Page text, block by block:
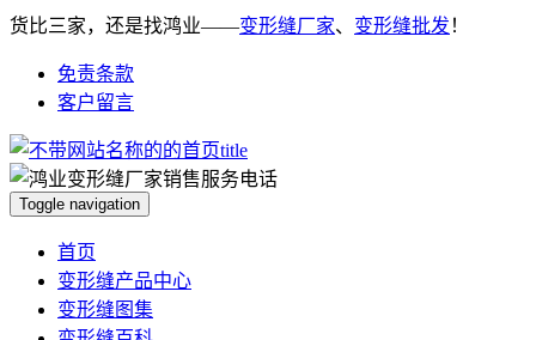
货比三家，还是找鸿业——变形缝厂家、 变形缝批发 ！
免责条款
客户留言
Toggle navigation
首页
变形缝产品中心
变形缝图集